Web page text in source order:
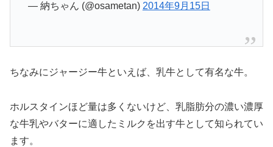
— 納ちゃん (@osametan) 2014年9月15日
ちなみにジャージー牛といえば、乳牛として有名な牛。
ホルスタインほど量は多くないけど、乳脂肪分の濃い濃厚
な牛乳やバターに適したミルクを出す牛として知られてい
ます。